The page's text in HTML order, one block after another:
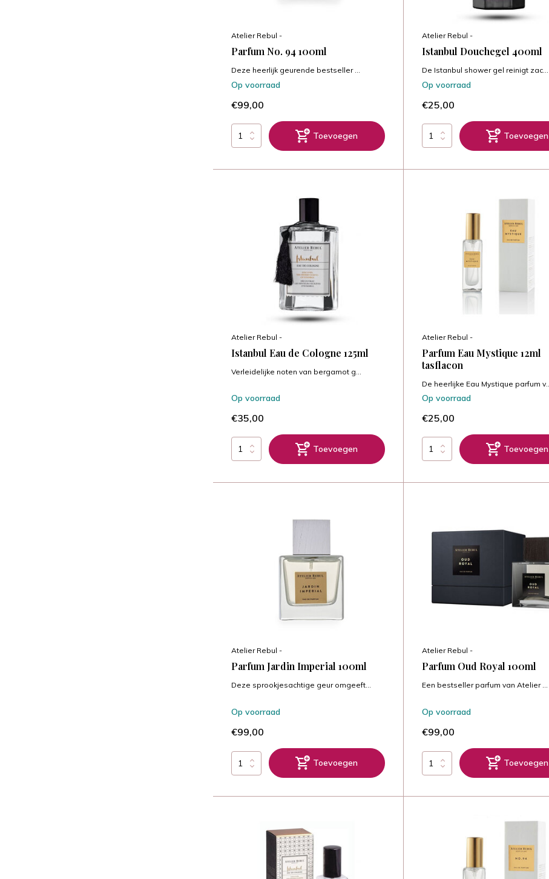
Atelier Rebul -
Parfum No. 94 100ml
Deze heerlijk geurende bestseller ...
Op voorraad
€99,00
Toevoegen
Atelier Rebul -
Istanbul Douchegel 400ml
De Istanbul shower gel reinigt zac...
Op voorraad
€25,00
Toevoegen
Atelier Rebul -
Istanbul Eau de Cologne 125ml
Verleidelijke noten van bergamot g...
Op voorraad
€35,00
Toevoegen
Atelier Rebul -
Parfum Eau Mystique 12ml
tasflacon
De heerlijke Eau Mystique parfum v...
Op voorraad
€25,00
Toevoegen
Atelier Rebul -
Parfum Jardin Imperial 100ml
Deze sprookjesachtige geur omgeeft...
Op voorraad
€99,00
Toevoegen
Atelier Rebul -
Parfum Oud Royal 100ml
Een bestseller parfum van Atelier ...
Op voorraad
€99,00
Toevoegen